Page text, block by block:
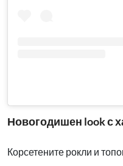
Новогодишен look с
Корсетените рокли и